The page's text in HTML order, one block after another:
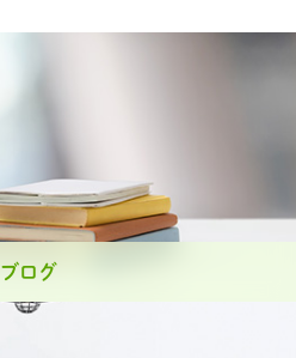
ブログ